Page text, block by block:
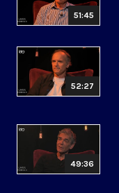
51:45
52:27
49:36